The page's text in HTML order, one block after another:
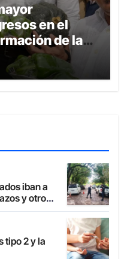
en el
de la
iban a
y otro
tipo 2 y la